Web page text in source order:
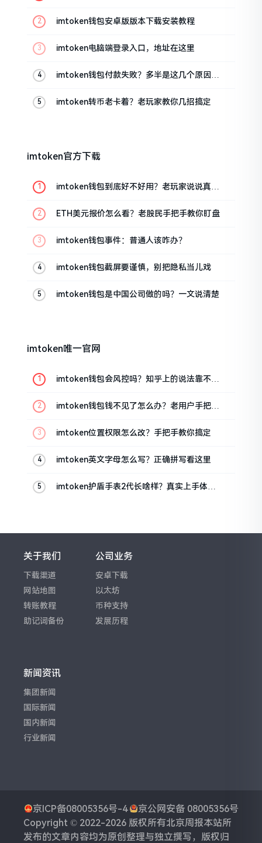
imtoken钱包安卓版版本下载安装教程
imtoken电脑端登录入口，地址在这里
imtoken钱包付款失败？多半是这几个原因闹
imtoken转币老卡着？老玩家教你几招搞定
imtoken官方下载
imtoken钱包到底好不好用？老玩家说说真实
ETH美元报价怎么看？老股民手把手教你盯盘
imtoken钱包事件：普通人该咋办？
imtoken钱包截屏要谨慎，别把隐私当儿戏
imtoken钱包是中国公司做的吗？一文说清楚
imtoken唯一官网
imtoken钱包会风控吗？知乎上的说法靠不靠
imtoken钱包钱不见了怎么办？老用户手把手
imtoken位置权限怎么改？手把手教你搞定
imtoken英文字母怎么写？正确拼写看这里
imtoken护盾手表2代长啥样？真实上手体验
关于我们
下载渠道
网站地图
转账教程
助记词备份
公司业务
安卓下载
以太坊
币种支持
发展历程
新闻资讯
集团新闻
国际新闻
国内新闻
行业新闻
京ICP备08005356号-4
京公网安备 08005356号
Copyright © 2022-2026 版权所有北京周报本站所
发布的文章内容均为原创整理与独立撰写，版权归